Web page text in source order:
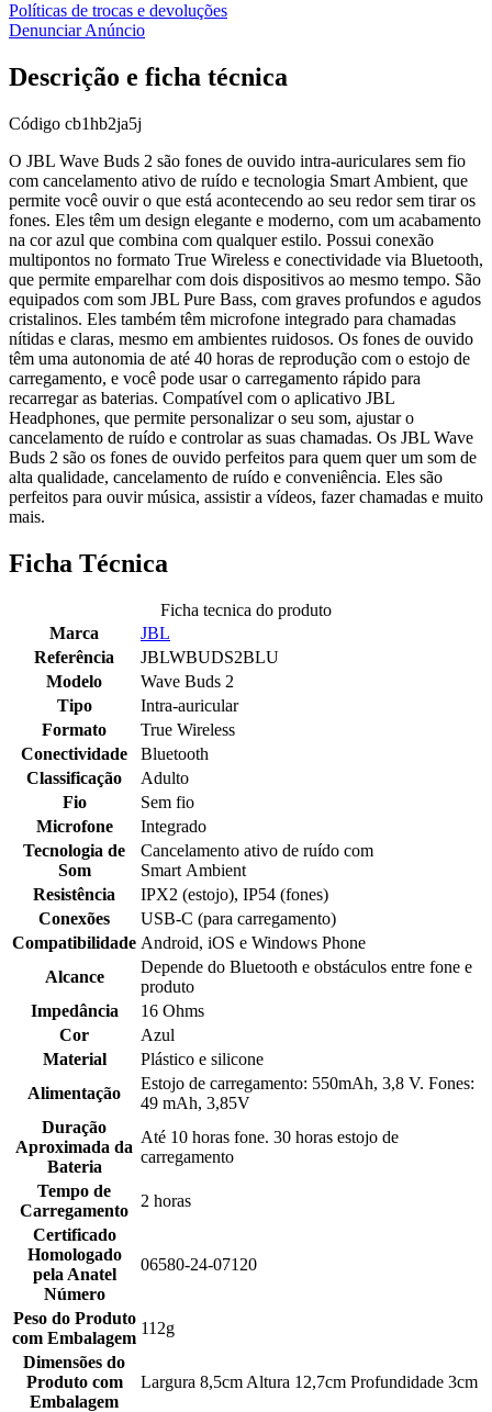
Políticas de trocas e devoluções
Denunciar Anúncio
Descrição e ficha técnica
Código cb1hb2ja5j
O JBL Wave Buds 2 são fones de ouvido intra-auriculares sem fio
com cancelamento ativo de ruído e tecnologia Smart Ambient, que
permite você ouvir o que está acontecendo ao seu redor sem tirar os
fones. Eles têm um design elegante e moderno, com um acabamento
na cor azul que combina com qualquer estilo. Possui conexão
multipontos no formato True Wireless e conectividade via Bluetooth,
que permite emparelhar com dois dispositivos ao mesmo tempo. São
equipados com som JBL Pure Bass, com graves profundos e agudos
cristalinos. Eles também têm microfone integrado para chamadas
nítidas e claras, mesmo em ambientes ruidosos. Os fones de ouvido
têm uma autonomia de até 40 horas de reprodução com o estojo de
carregamento, e você pode usar o carregamento rápido para
recarregar as baterias. Compatível com o aplicativo JBL
Headphones, que permite personalizar o seu som, ajustar o
cancelamento de ruído e controlar as suas chamadas. Os JBL Wave
Buds 2 são os fones de ouvido perfeitos para quem quer um som de
alta qualidade, cancelamento de ruído e conveniência. Eles são
perfeitos para ouvir música, assistir a vídeos, fazer chamadas e muito
mais.
Ficha Técnica
Ficha tecnica do produto
Marca
JBL
Referência
JBLWBUDS2BLU
Modelo
Wave Buds 2
Tipo
Intra-auricular
Formato
True Wireless
Conectividade
Bluetooth
Classificação
Adulto
Fio
Sem fio
Microfone
Integrado
Tecnologia de
Som
Cancelamento ativo de ruído com
Smart Ambient
Resistência
IPX2 (estojo), IP54 (fones)
Conexões
USB-C (para carregamento)
Compatibilidade Android, iOS e Windows Phone
Alcance
Depende do Bluetooth e obstáculos entre fone e
produto
Impedância
16 Ohms
Cor
Azul
Material
Plástico e silicone
Alimentação
Estojo de carregamento: 550mAh, 3,8 V. Fones:
49 mAh, 3,85V
Duração
Aproximada da
Bateria
Até 10 horas fone. 30 horas estojo de
carregamento
Tempo de
Carregamento
2 horas
Certificado
Homologado
pela Anatel
Número
06580-24-07120
Peso do Produto
com Embalagem
112g
Dimensões do
Produto com
Embalagem
Largura 8,5cm Altura 12,7cm Profundidade 3cm